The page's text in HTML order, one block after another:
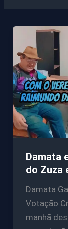
Damata
do Zuza
Damata
Votação
manhã